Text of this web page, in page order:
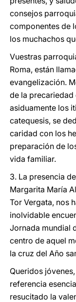
consejos
componentes de
los muchachos
Vuestras
Roma, están
evangelización.
de la precariedad
asiduamente los
catequesis, se
caridad con los
preparación de
vida familiar.
3. La presencia
Margarita María
Tor Vergata, nos
inolvidable
Jornada mundial
centro de aquel
la cruz del Año
Queridos
referencia
resucitado la